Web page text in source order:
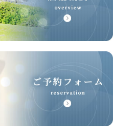
頂きたいと思います
住人に対して敬意と親しみを
ですね